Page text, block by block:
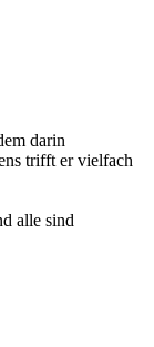
darin
trifft er vielfach
alle sind